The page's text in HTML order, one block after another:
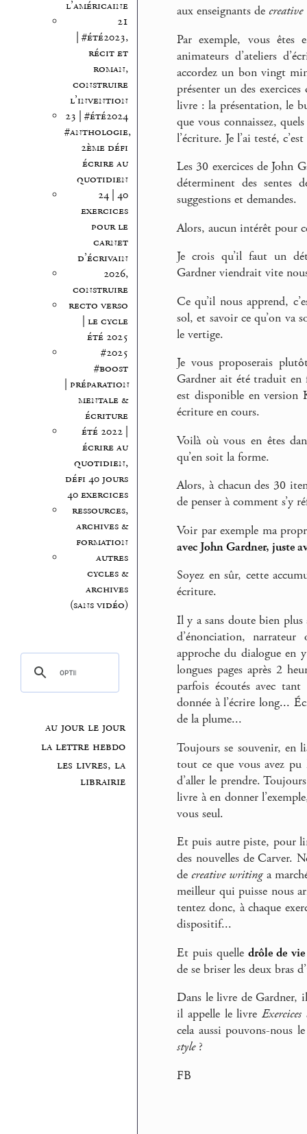
l’américaine
21
| #été2023,
récit et
roman,
construire
l’invention
23 | #été2024
#anthologie,
2ème défi
écrire au
quotidien
24 | 40
exercices
pour le
carnet
d’écrivain
2026,
construire
recto verso
| le cycle
été 2025
#2025
#boost
| préparation
mentale &
écriture
été 2022 |
écrire au
quotidien,
défi 40 jours
40 exercices
ressources,
archives &
formation
autres
cycles &
archives
(sans vidéo)
au jour le jour
la lettre hebdo
les livres, la
librairie
aux enseignants de
Par exemple, vous êtes
animateurs d’ateliers
accordez un bon vingt
présenter un des
livre : la présentation, le
que vous connaissez,
l’écriture. Je l’ai testé,
Les 30 exercices de John
déterminent des sentes
suggestions et demandes.
Alors, aucun intérêt pour
Je crois qu’il faut un
Gardner viendrait vite
Ce qu’il nous apprend,
sol, et savoir ce qu’on va
le vertige.
Je vous proposerais
Gardner ait été traduit en
est disponible en version
écriture en cours.
Voilà où vous en êtes
qu’en soit la forme.
Alors, à chacun des 30
de penser à comment s’y
Voir par exemple ma
avec John Gardner, juste
Soyez en sûr, cette
écriture.
Il y a sans doute bien
d’énonciation,
approche du dialogue en
longues pages après 2
parfois écoutés avec tant
donnée à l’écrire long...
de la plume...
Toujours se souvenir, en
tout ce que vous avez
d’aller le prendre.
livre à en donner
vous seul.
Et puis autre piste, pour
des nouvelles de Carver.
decreative writinga
meilleur qui puisse nous
tentez donc, à chaque
dispositif...
Et puis quelledrôle de vie
de se briser les deux bras
Dans le livre de Gardner,
il appelle le livre
cela aussi pouvons-nous
style?
FB